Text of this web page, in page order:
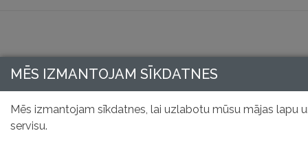
MĒS IZMANTOJAM SĪKDATNES
Mēs izmantojam sīkdatnes, lai uzlabotu mūsu mājas lapu
servisu.